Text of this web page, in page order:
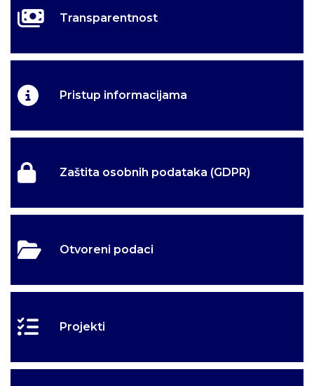
Transparentnost
Pristup informacijama
Zaštita osobnih podataka (GDPR)
Otvoreni podaci
Projekti